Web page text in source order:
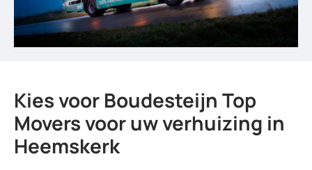
Kies voor Boudesteijn Top
Movers voor uw verhuizing in
Heemskerk